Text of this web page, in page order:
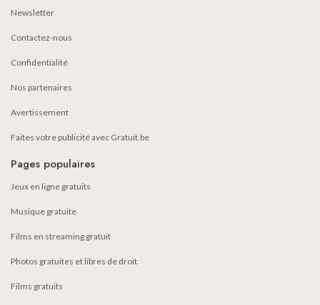
Newsletter
Contactez-nous
Confidentialité
Nos partenaires
Avertissement
Faites votre publicité avec Gratuit.be
Pages populaires
Jeux en ligne gratuits
Musique gratuite
Films en streaming gratuit
Photos gratuites et libres de droit
Films gratuits